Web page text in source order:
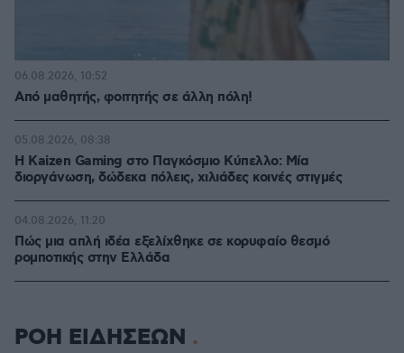
Από μαθητής, φοιτητής σε άλλη πόλη!
06.08.2026, 10:52
H Kaizen Gaming στο Παγκόσμιο Kύπελλο: Μία
διοργάνωση, δώδεκα πόλεις, χιλιάδες κοινές στιγμές
05.08.2026, 08:38
Πώς μια απλή ιδέα εξελίχθηκε σε κορυφαίο θεσμό
ρομποτικής στην Ελλάδα
04.08.2026, 11:20
ΡΟΗ ΕΙΔΗΣΕΩΝ